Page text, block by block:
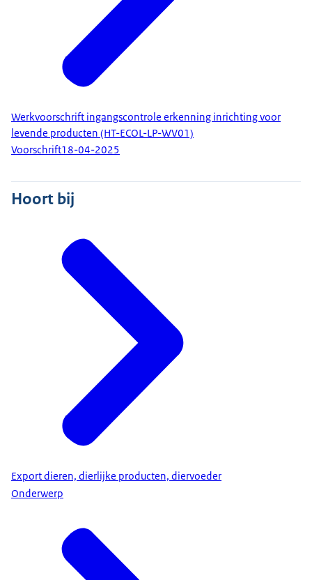
Werkvoorschrift ingangscontrole erkenning inrichting voor
levende producten (HT-ECOL-LP-WV01)
Voorschrift18-04-2025
Hoort bij
Export dieren, dierlijke producten, diervoeder
Onderwerp